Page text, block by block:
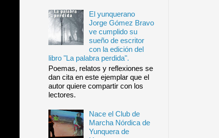
El yunquerano
Jorge Gómez Bravo
ve cumplido su
sueño de escritor
con la edición del
libro "La palabra perdida".
Poemas, relatos y reflexiones se
dan cita en este ejemplar que el
autor quiere compartir con los
lectores.
Nace el Club de
Marcha Nórdica de
Yunquera de